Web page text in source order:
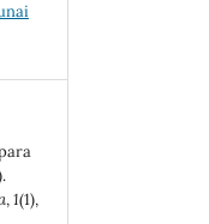
,1(1),